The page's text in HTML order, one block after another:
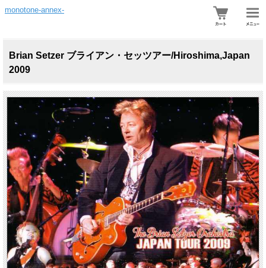
monotone-annex-
Brian Setzer ブライアン・セッツアー/Hiroshima,Japan
2009